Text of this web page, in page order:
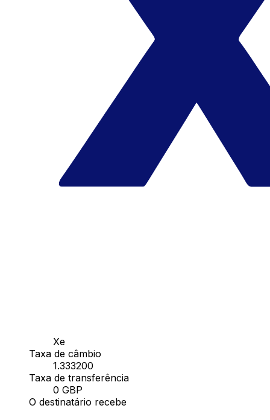
Xe
Taxa de câmbio
1.333200
Taxa de transferência
0 GBP
O destinatário recebe